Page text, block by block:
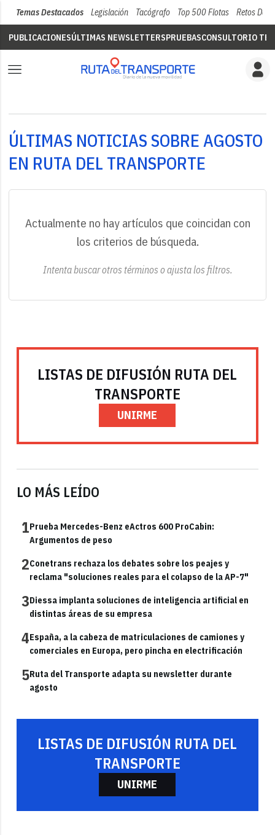
Temas Destacados Legislación Tacógrafo Top 500 Flotas Retos Del
PUBLICACIONESÚLTIMAS NEWSLETTERSPRUEBASCONSULTORIO
ÚLTIMAS NOTICIAS SOBRE AGOSTO
EN RUTA DEL TRANSPORTE
Actualmente no hay artículos que coincidan con
los criterios de búsqueda.
Intenta buscar otros términos o ajusta los filtros.
LISTAS DE DIFUSIÓN RUTA DEL
TRANSPORTE
UNIRME
LO MÁS LEÍDO
1Prueba Mercedes-Benz eActros 600 ProCabin:
Argumentos de peso
2Conetrans rechaza los debates sobre los peajes y
reclama "soluciones reales para el colapso de la AP-7"
3Diessa implanta soluciones de inteligencia artificial en
distintas áreas de su empresa
4España, a la cabeza de matriculaciones de camiones y
comerciales en Europa, pero pincha en electrificación
5Ruta del Transporte adapta su newsletter durante
agosto
LISTAS DE DIFUSIÓN RUTA DEL
TRANSPORTE
UNIRME